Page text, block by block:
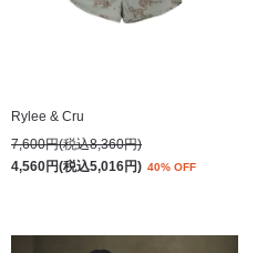
Rylee & Cru
7,600円(税込8,360円)
4,560円(税込5,016円) 40% OFF